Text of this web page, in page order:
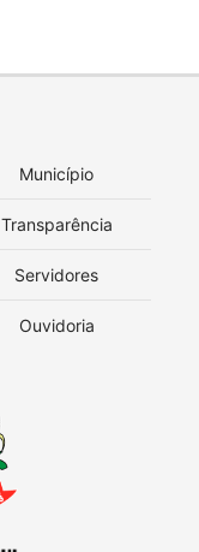
Município
Transparência
Servidores
Ouvidoria